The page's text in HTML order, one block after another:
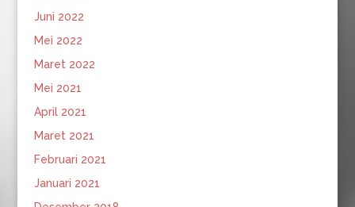
Juni 2022
Mei 2022
Maret 2022
Mei 2021
April 2021
Maret 2021
Februari 2021
Januari 2021